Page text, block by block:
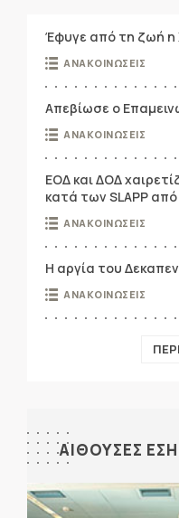
Έφυγε από τη ζωή η
ΑΝΑΚΟΙΝΩΣΕΙΣ
Απεβίωσε ο
ΑΝΑΚΟΙΝΩΣΕΙΣ
ΕΟΔ και ΔΟΔ
κατά των SLAPP από
ΑΝΑΚΟΙΝΩΣΕΙΣ
Η αργία του
ΑΝΑΚΟΙΝΩΣΕΙΣ
ΑΙΘΟΥΣΕΣ